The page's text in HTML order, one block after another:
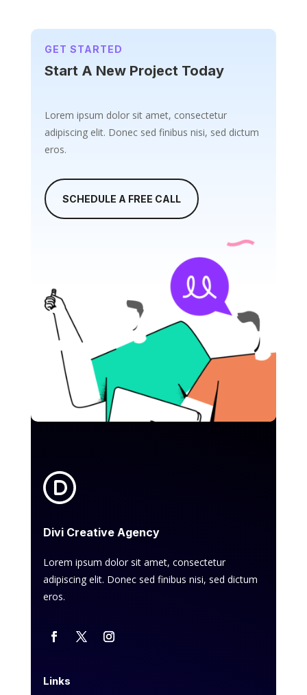
GET STARTED
Start A New Project Today
Lorem ipsum dolor sit amet, consectetur
adipiscing elit. Donec sed finibus nisi, sed dictum
eros.
SCHEDULE A FREE CALL
Divi Creative Agency
Lorem ipsum dolor sit amet, consectetur
adipiscing elit. Donec sed finibus nisi, sed dictum
eros.
Links